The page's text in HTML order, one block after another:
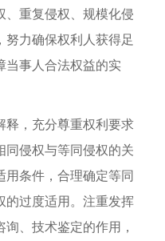
重复侵权、规模化侵
力确保权利人获得足
当事人合法权益的实
，充分尊重权利要求
同侵权与等同侵权的关
用条件，合理确定等同
的过度适用。注重发挥
、技术鉴定的作用，